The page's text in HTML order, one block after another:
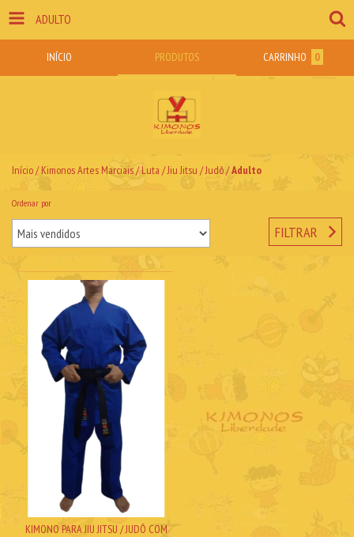
ADULTO
INÍCIO PRODUTOS CARRINHO 0
Início/Kimonos Artes Marciais / Luta /Jiu Jitsu / Judô/Adulto
Ordenar por
FILTRAR
KIMONO PARA JIU JITSU / JUDÔ COM